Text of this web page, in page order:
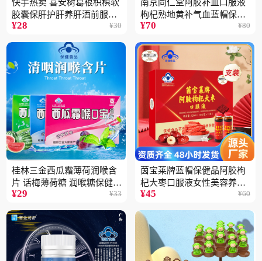
快手热卖 喜安树葛根枳椇软
胶囊保肝护肝养肝酒前服用
保健品批发2瓶
¥28 ¥30
南京同仁堂阿胶补血口服液
枸杞熟地黄补气血蓝帽保健
品100ML
¥70 ¥80
桂林三金西瓜霜薄荷润喉含
片 话梅薄荷糖 润喉糖保健食
品
¥29 ¥33
茵宝莱牌蓝帽保健品阿胶枸
杞大枣口服液女性美容养颜
营养品12支装
¥45 ¥60